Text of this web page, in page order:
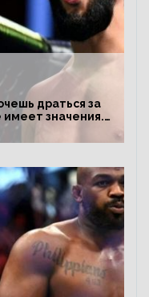
драться за
имеет значения.